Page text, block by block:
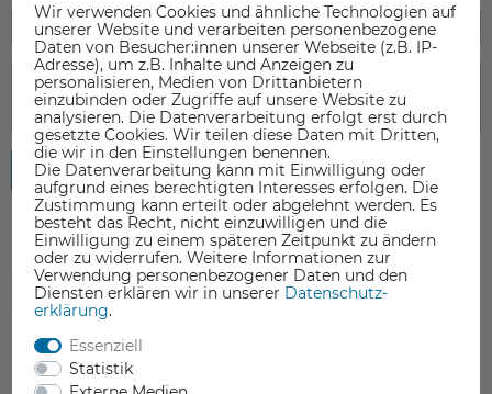
Rezension senden
ZUBEHÖR
Wir verwenden Cookies und ähnliche Technologien auf
unserer Website und verarbeiten personenbezogene
Daten von Besucher:innen unserer Webseite (z.B. IP-
Adresse), um z.B. Inhalte und Anzeigen zu
personalisieren, Medien von Drittanbietern
einzubinden oder Zugriffe auf unsere Website zu
analysieren. Die Datenverarbeitung erfolgt erst durch
gesetzte Cookies. Wir teilen diese Daten mit Dritten,
die wir in den Einstellungen benennen.
Die Datenverarbeitung kann mit Einwilligung oder
aufgrund eines berechtigten Interesses erfolgen. Die
Zustimmung kann erteilt oder abgelehnt werden. Es
besteht das Recht, nicht einzuwilligen und die
Einwilligung zu einem späteren Zeitpunkt zu ändern
oder zu widerrufen. Weitere Informationen zur
Verwendung personenbezogener Daten und den
Diensten erklären wir in unserer Daten­schutz­
erklärung.
Essenziell
Statistik